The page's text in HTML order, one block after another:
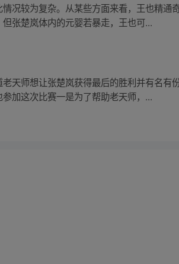
况较为复杂。从某些方面来看，王也精
张楚岚体内的元婴若暴走，王也可...
天师想让张楚岚获得最后的胜利并有名
加这次比赛一是为了帮助老天师，...